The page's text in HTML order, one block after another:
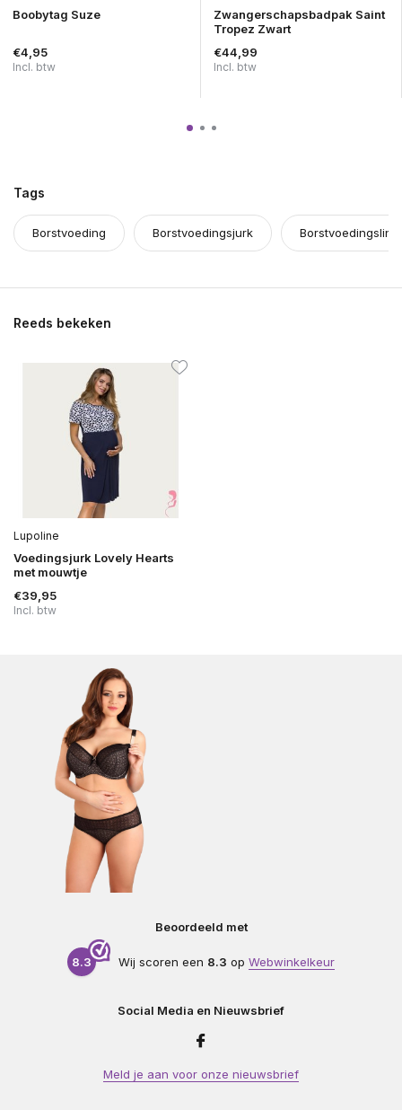
Boobytag Suze
€4,95
Incl. btw
Zwangerschapsbadpak Saint
Tropez Zwart
€44,99
Incl. btw
Tags
Borstvoeding Borstvoedingsjurk
Reeds bekeken
Lupoline
Voedingsjurk Lovely Hearts
met mouwtje
€39,95
Incl. btw
Beoordeeld met
8.3 Wij scoren een 8.3 op Webwinkelkeur
Social Media en Nieuwsbrief
Meld je aan voor onze nieuwsbrief